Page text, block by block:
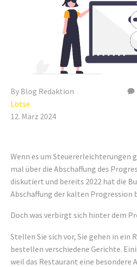
By Blog Redaktion
Lotse
12. März 2024
Wenn es um Steuererleichterungen
mal über die Abschaffung des
diskutiert und bereits 2022 hat die
Abschaffung der kalten Progression
Doch was verbirgt sich hinter dem
Stellen Sie sich vor, Sie gehen in ein
bestellen verschiedene Gerichte.
weil das Restaurant eine besondere